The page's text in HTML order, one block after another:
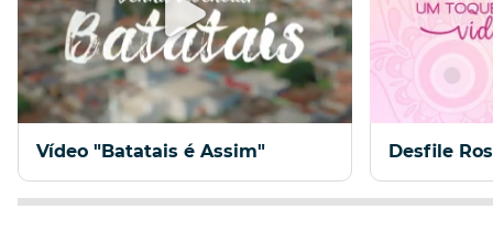
Vídeo "Batatais é Assim" Desfile